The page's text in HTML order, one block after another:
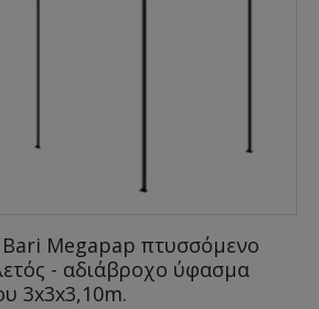
Bari Megapap πτυσσόμενο
- αδιάβροχο ύφασμα
3x3x3,10m.